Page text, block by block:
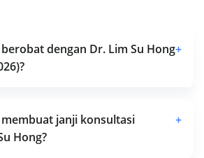
dengan Dr. Lim Su Hong+
janji konsultasi
Hong?
+